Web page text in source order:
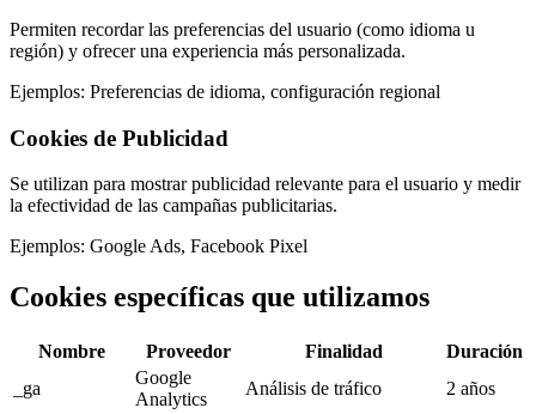
Permiten recordar las preferencias del usuario (como idioma u
región) y ofrecer una experiencia más personalizada.
Ejemplos: Preferencias de idioma, configuración regional
Cookies de Publicidad
Se utilizan para mostrar publicidad relevante para el usuario y medir
la efectividad de las campañas publicitarias.
Ejemplos: Google Ads, Facebook Pixel
Cookies específicas que utilizamos
Nombre Proveedor Finalidad
Duración
_ga
Google
Analytics
Análisis de tráfico 2 años